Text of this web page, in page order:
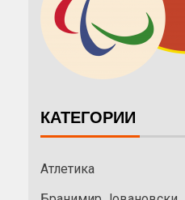
КАТЕГОРИИ
Атлетика